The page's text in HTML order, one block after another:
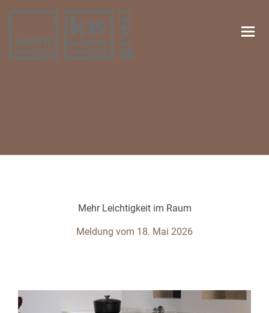
Mehr Leichtigkeit im Raum
Meldung vom 18. Mai 2026